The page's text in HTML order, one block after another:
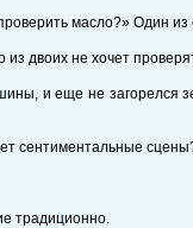
масло?» Один из
двоих не хочет
и еще не загорелся
сентиментальные
традиционно.